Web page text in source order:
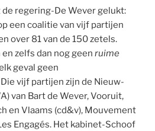
de regering-De Wever gelukt:
een coalitie van vijf partijen
over 81 van de 150 zetels.
zelfs dan nog geen ruime
geval geen
vijf partijen zijn de Nieuw-
van Bart de Wever, Vooruit,
en Vlaams (cd&v), Mouvement
Engagés. Het kabinet-Schoof